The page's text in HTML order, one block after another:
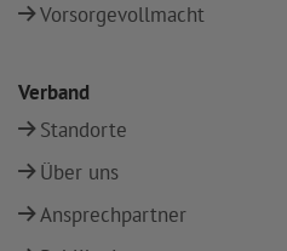
Vorsorgevollmacht
Verband
Standorte
Über uns
Ansprechpartner